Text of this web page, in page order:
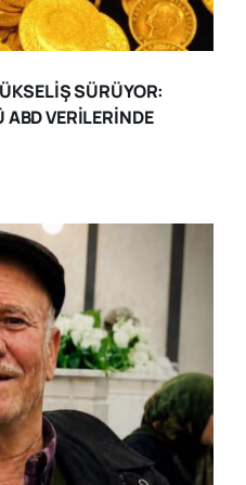
SÜRÜYOR:
VERİLERİNDE